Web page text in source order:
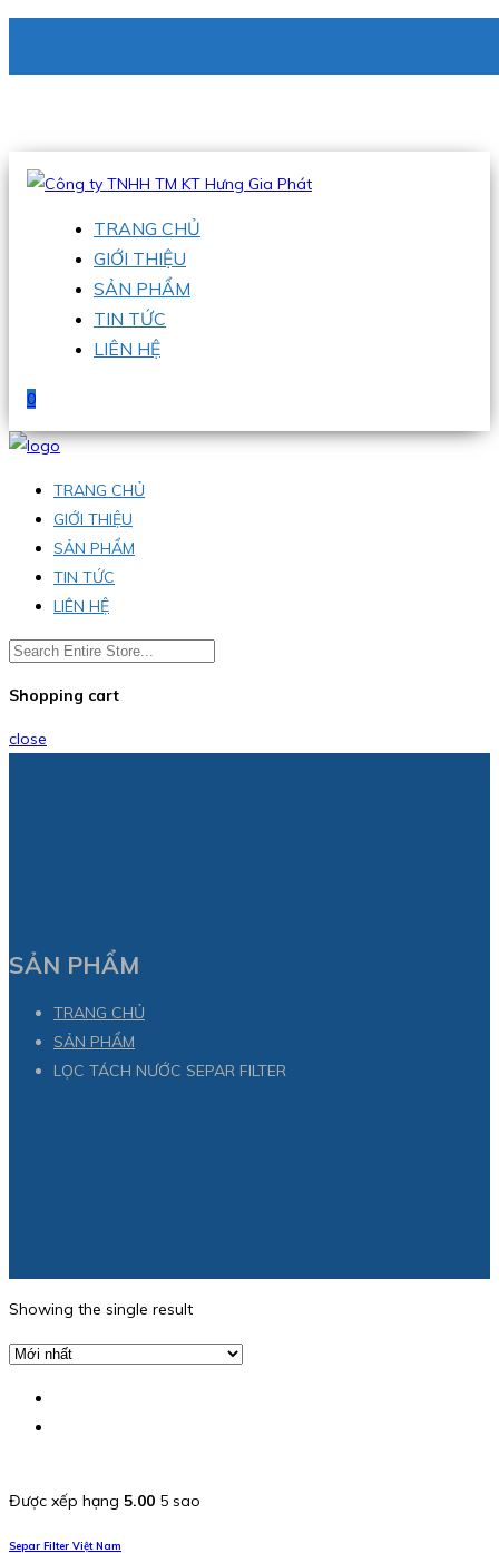
Hotline:0938 336 079
TRANG CHỦ
GIỚI THIỆU
SẢN PHẨM
TIN TỨC
LIÊN HỆ
0
TRANG CHỦ
GIỚI THIỆU
SẢN PHẨM
TIN TỨC
LIÊN HỆ
Shopping cart
close
SẢN PHẨM
TRANG CHỦ
SẢN PHẨM
LỌC TÁCH NƯỚC SEPAR FILTER
Showing the single result
Được xếp hạng 5.00 5 sao
Separ Filter Việt Nam